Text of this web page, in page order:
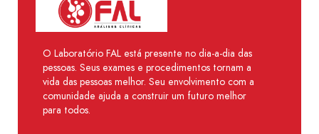
O Laboratório FAL está presente no dia-a-dia das
pessoas. Seus exames e procedimentos tornam a
vida das pessoas melhor. Seu envolvimento com a
comunidade ajuda a construir um futuro melhor
para todos.